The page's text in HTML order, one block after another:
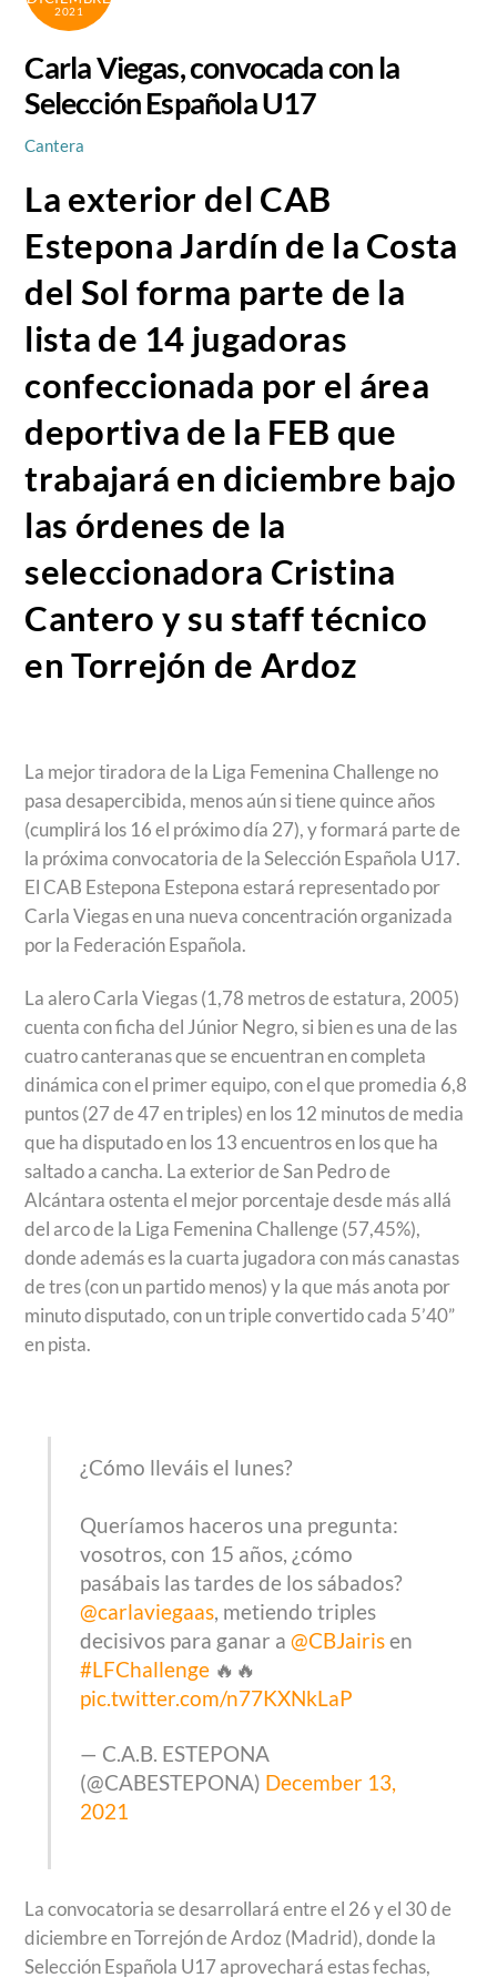
2021
Carla Viegas, convocada con la
Selección Española U17
Cantera
La exterior del CAB
Estepona Jardín de la Costa
del Sol forma parte de la
lista de 14 jugadoras
confeccionada por el área
deportiva de la FEB que
trabajará en diciembre bajo
las órdenes de la
seleccionadora Cristina
Cantero y su staff técnico
en Torrejón de Ardoz
La mejor tiradora de la Liga Femenina Challenge no
pasa desapercibida, menos aún si tiene quince años
(cumplirá los 16 el próximo día 27), y formará parte de
la próxima convocatoria de la Selección Española U17.
El CAB Estepona Estepona estará representado por
Carla Viegas en una nueva concentración organizada
por la Federación Española.
La alero Carla Viegas (1,78 metros de estatura, 2005)
cuenta con ficha del Júnior Negro, si bien es una de las
cuatro canteranas que se encuentran en completa
dinámica con el primer equipo, con el que promedia 6,8
puntos (27 de 47 en triples) en los 12 minutos de media
que ha disputado en los 13 encuentros en los que ha
saltado a cancha. La exterior de San Pedro de
Alcántara ostenta el mejor porcentaje desde más allá
del arco de la Liga Femenina Challenge (57,45%),
donde además es la cuarta jugadora con más canastas
de tres (con un partido menos) y la que más anota por
minuto disputado, con un triple convertido cada 5’40”
en pista.
¿Cómo lleváis el lunes?
Queríamos haceros una pregunta:
vosotros, con 15 años, ¿cómo
pasábais las tardes de los sábados?
@carlaviegaas, metiendo triples
decisivos para ganar a @CBJairisen
#LFChallenge🔥🔥
pic.twitter.com/n77KXNkLaP
— C.A.B. ESTEPONA
(@CABESTEPONA) December 13,
2021
La convocatoria se desarrollará entre el 26 y el 30 de
diciembre en Torrejón de Ardoz (Madrid), donde la
Selección Española U17 aprovechará estas fechas,